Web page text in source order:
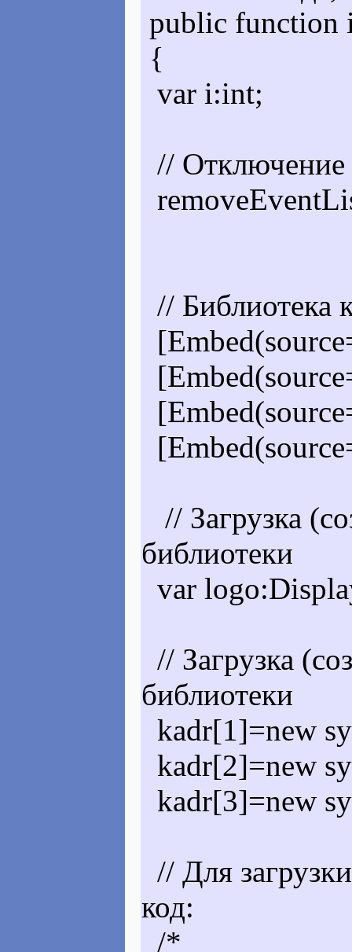
public function
{
var i:int;
// Отключение
// Библиотека
// Загрузка
библиотеки
var
// Загрузка
библиотеки
kadr[1]=new
kadr[2]=new
kadr[3]=new
// Для
код:
/*